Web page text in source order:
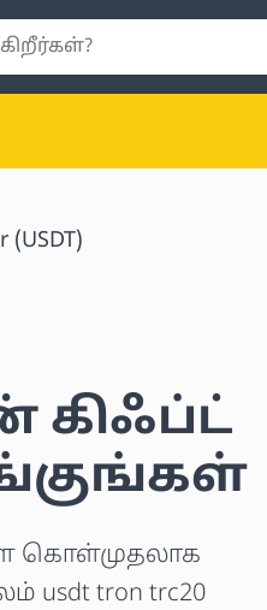
(USDT)
கிஃப்ட்
கொள்முதலாக
usdt tron trc20